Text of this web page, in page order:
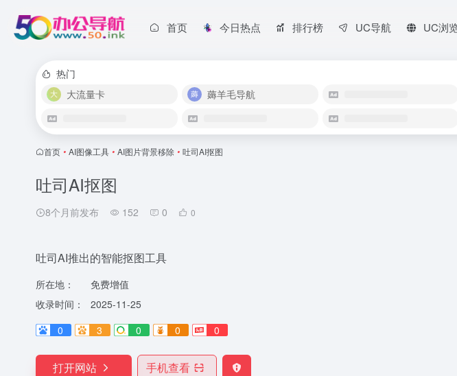
首页 今日热点 排行榜 UC导航 UC浏
热门
大流量卡
薅羊毛导航
首页 • AI图像工具 • AI图片背景移除 • 吐司AI抠图
吐司AI抠图
8个月前发布 152 0 0
吐司AI推出的智能抠图工具
所在地：
免费增值
收录时间：
2025-11-25
0
3 0 0 0
打开网站 手机查看